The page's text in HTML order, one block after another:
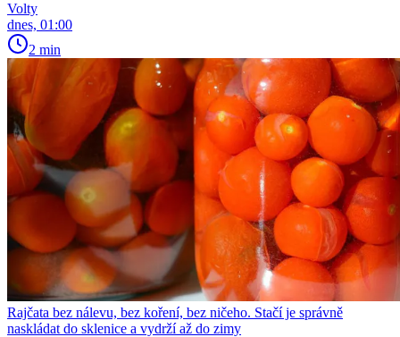
Volty
dnes, 01:00
2 min
Rajčata bez nálevu, bez koření, bez ničeho. Stačí je správně
naskládat do sklenice a vydrží až do zimy